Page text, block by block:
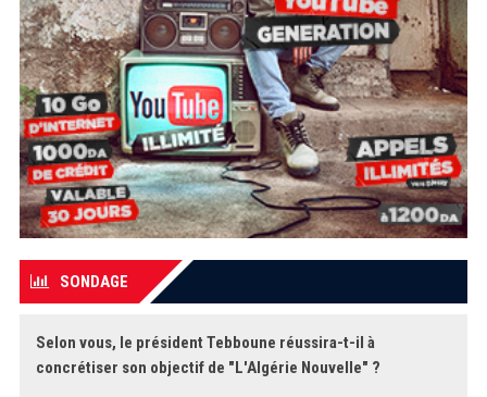
SONDAGE
Selon vous, le président Tebboune réussira-t-il à
concrétiser son objectif de "L'Algérie Nouvelle" ?